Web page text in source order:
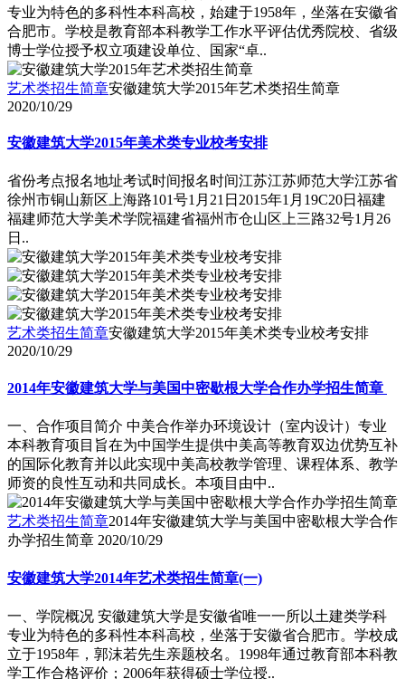
专业为特色的多科性本科高校，始建于1958年，坐落在安徽省
合肥市。学校是教育部本科教学工作水平评估优秀院校、省级
博士学位授予权立项建设单位、国家“卓..
艺术类招生简章安徽建筑大学2015年艺术类招生简章
2020/10/29
安徽建筑大学2015年美术类专业校考安排
省份考点报名地址考试时间报名时间江苏江苏师范大学江苏省
徐州市铜山新区上海路101号1月21日2015年1月19C20日福建
福建师范大学美术学院福建省福州市仓山区上三路32号1月26
日..
艺术类招生简章安徽建筑大学2015年美术类专业校考安排
2020/10/29
2014年安徽建筑大学与美国中密歇根大学合作办学招生简章
一、合作项目简介 中美合作举办环境设计（室内设计）专业
本科教育项目旨在为中国学生提供中美高等教育双边优势互补
的国际化教育并以此实现中美高校教学管理、课程体系、教学
师资的良性互动和共同成长。本项目由中..
艺术类招生简章2014年安徽建筑大学与美国中密歇根大学合作
办学招生简章 2020/10/29
安徽建筑大学2014年艺术类招生简章(一)
一、学院概况 安徽建筑大学是安徽省唯一一所以土建类学科
专业为特色的多科性本科高校，坐落于安徽省合肥市。学校成
立于1958年，郭沫若先生亲题校名。1998年通过教育部本科教
学工作合格评价；2006年获得硕士学位授..